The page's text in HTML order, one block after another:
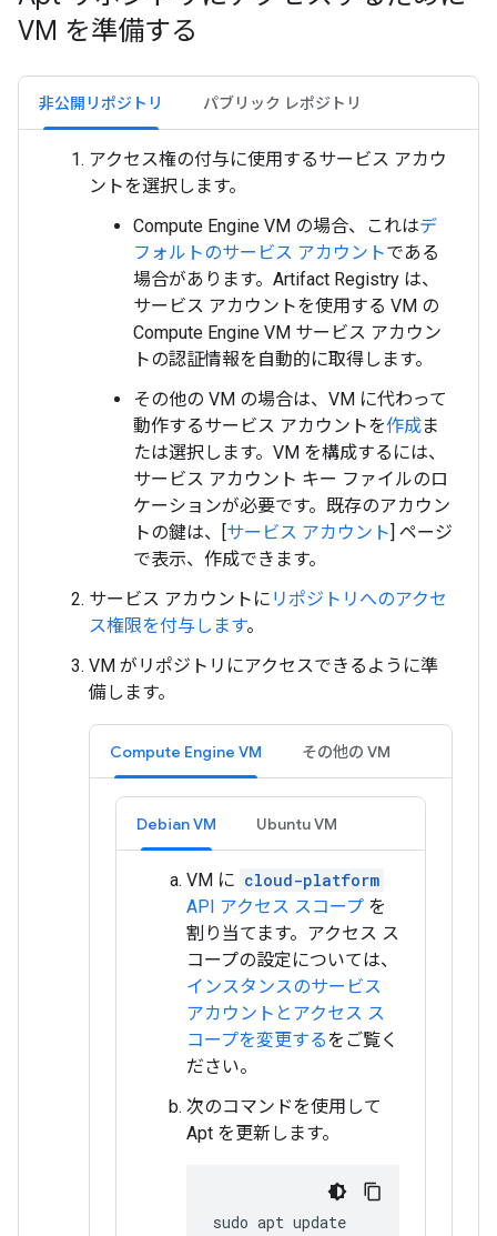
VM を準備する
非公開リポジトリ パブリック レポジトリ
アクセス権の付与に使用するサービス アカウ
ントを選択します。
Compute Engine VM の場合、これはデ
フォルトのサービス アカウントである
場合があります。Artifact Registry は、
サービス アカウントを使用する VM の
Compute Engine VM サービス アカウン
トの認証情報を自動的に取得します。
その他の VM の場合は、VM に代わって
動作するサービス アカウントを作成ま
たは選択します。VM を構成するには、
サービス アカウント キー ファイルのロ
ケーションが必要です。既存のアカウン
トの鍵は、[サービス アカウント] ページ
で表示、作成できます。
サービス アカウントに リポジトリへのアクセ
ス権限を付与します。
VM がリポジトリにアクセスできるように準
備します。
Compute Engine VM その他の VM
Debian VM Ubuntu VM
VM に cloud-platform
API アクセス スコープ を
割り当てます。アクセス ス
コープの設定については、
インスタンスのサービス
アカウントとアクセス ス
コープを変更するをご覧く
ださい。
次のコマンドを使用して
Apt を更新します。
sudo apt